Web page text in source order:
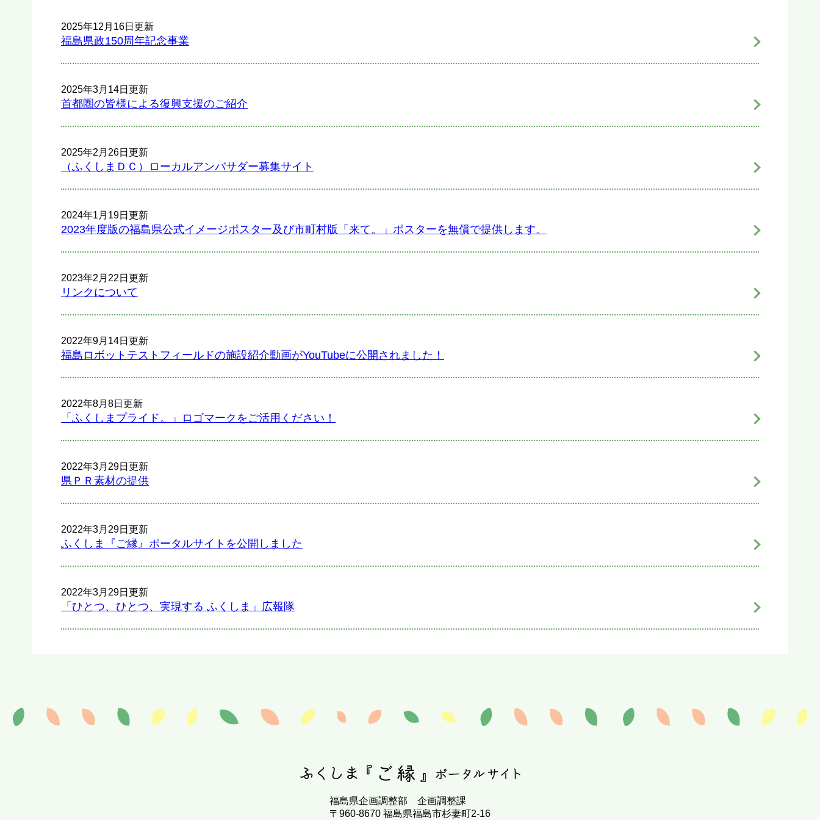
2025年12月16日更新
福島県政150周年記念事業
2025年3月14日更新
首都圏の皆様による復興支援のご紹介
2025年2月26日更新
（ふくしまＤＣ）ローカルアンバサダー募集サイト
2024年1月19日更新
2023年度版の福島県公式イメージポスター及び市町村版「来て。」ポスターを無償で提供します。
2023年2月22日更新
リンクについて
2022年9月14日更新
福島ロボットテストフィールドの施設紹介動画がYouTubeに公開されました！
2022年8月8日更新
「ふくしまプライド。」ロゴマークをご活用ください！
2022年3月29日更新
県ＰＲ素材の提供
2022年3月29日更新
ふくしま『ご縁』ポータルサイトを公開しました
2022年3月29日更新
「ひとつ、ひとつ、実現する ふくしま」広報隊
福島県企画調整部 企画調整課
〒960-8670 福島県福島市杉妻町2-16